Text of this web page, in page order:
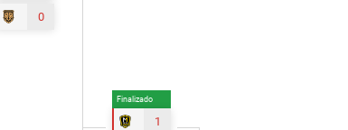
Finalizado
1
0